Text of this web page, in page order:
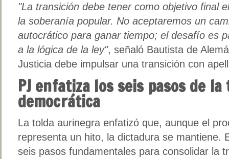
"La transición debe tener como objetivo final
la soberanía popular. No aceptaremos un
autocrático para ganar tiempo; el desafío es
a la lógica de la ley", señaló Bautista de
Justicia debe impulsar una transición con
PJ enfatiza los seis pasos de
democrática
La tolda aurinegra enfatizó que, aunque el
representa un hito, la dictadura se mantiene.
seis pasos fundamentales para consolidar la